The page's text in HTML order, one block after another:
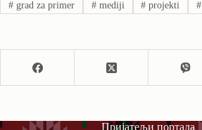
#grad za primer #mediji # projekti #
Пријатељи портала